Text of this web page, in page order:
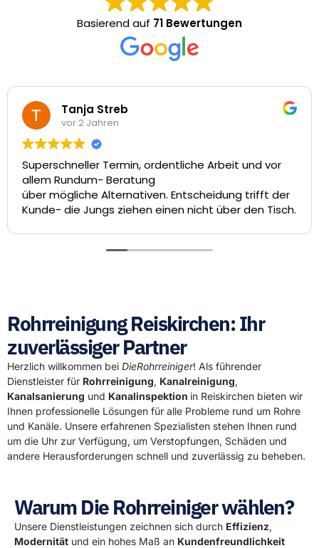
Basierend auf 71 Bewertungen
Tanja Streb
vor 2 Jahren
Termin, ordentliche Arbeit und vor
Rundum- Beratung
mögliche Alternativen. Entscheidung trifft der
die Jungs ziehen einen nicht über den Tisch.
Rohrreinigung Reiskirchen: Ihr
zuverlässiger Partner
Herzlich willkommen bei DieRohrreiniger! Als führender
Dienstleister für Rohrreinigung, Kanalreinigung,
Kanalsanierung und Kanalinspektion in Reiskirchen bieten wir
Ihnen professionelle Lösungen für alle Probleme rund um Rohre
und Kanäle. Unsere erfahrenen Spezialisten stehen Ihnen rund
um die Uhr zur Verfügung, um Verstopfungen, Schäden und
andere Herausforderungen schnell und zuverlässig zu beheben.
Warum Die Rohrreiniger wählen?
Unsere Dienstleistungen zeichnen sich durch Effizienz,
Modernität und ein hohes Maß an Kundenfreundlichkeit